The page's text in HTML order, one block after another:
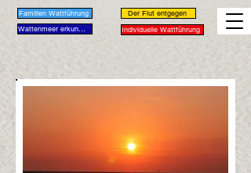
Familien Wattführung
Wattenmeer erkunden
Der Flut entgegen
Individuelle Wattführung